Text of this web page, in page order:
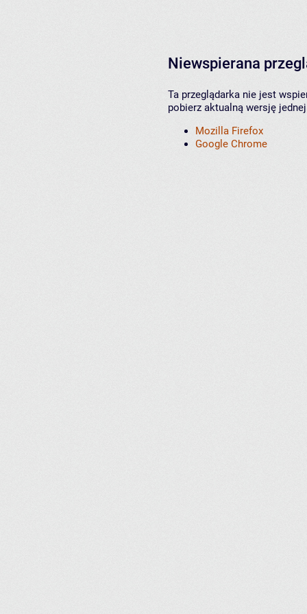
Niewspierana
Ta przeglądarka nie jest
pobierz aktualną wersję
Mozilla Firefox
Google Chrome